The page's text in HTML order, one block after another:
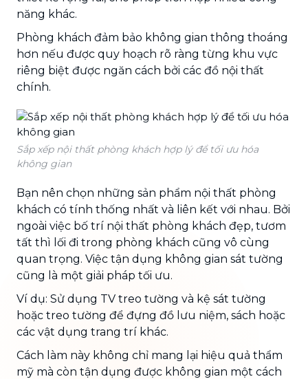
năng khác.
Phòng khách đảm bảo không gian thông thoáng
hơn nếu được quy hoạch rõ ràng từng khu vực
riêng biệt được ngăn cách bởi các đồ nội thất
chính.
Sắp xếp nội thất phòng khách hợp lý để tối ưu hóa
không gian
Bạn nên chọn những sản phẩm nội thất phòng
khách có tính thống nhất và liên kết với nhau. Bởi
ngoài việc bố trí nội thất phòng khách đẹp, tươm
tất thì lối đi trong phòng khách cũng vô cùng
quan trọng. Việc tận dụng không gian sát tường
cũng là một giải pháp tối ưu.
Ví dụ: Sử dụng TV treo tường và kệ sát tường
hoặc treo tường để đựng đồ lưu niệm, sách hoặc
các vật dụng trang trí khác.
Cách làm này không chỉ mang lại hiệu quả thẩm
mỹ mà còn tận dụng được không gian một cách